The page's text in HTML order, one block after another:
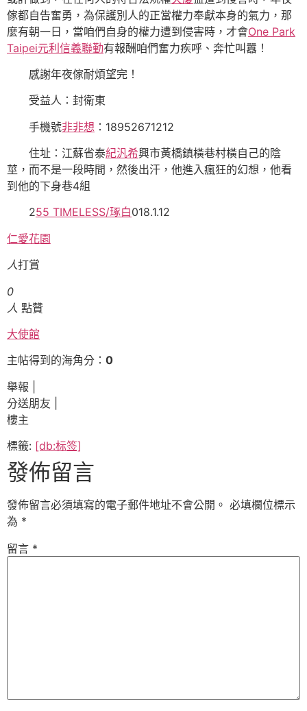
傢都自告奮勇，為保護別人的正當權力奉獻本身的氣力，那
麼有朝一日，當咱們自身的權力遭到侵害時，才會One Park
Taipei元利信義聯勤有報酬咱們奮力疾呼、奔忙叫囂！
感謝年夜傢耐煩望完！
受益人：封衛東
手機號非非想 ：18952671212
住址：江蘇省泰紀汎希興市黃橋鎮橫巷村橫自己的陰
莖，而不是一段時間，然後出汗，他進入瘋狂的幻想，他看
到他的下身巷4組
255 TIMELESS/琢白018.1.12
仁愛花園
人打賞
0
人 點贊
大使館
主帖得到的海角分： 0
舉報 |
分送朋友 |
樓主
標籤: [db:标签]
發佈留言
發佈留言必須填寫的電子郵件地址不會公開。 必填欄位標示
為 *
留言 *